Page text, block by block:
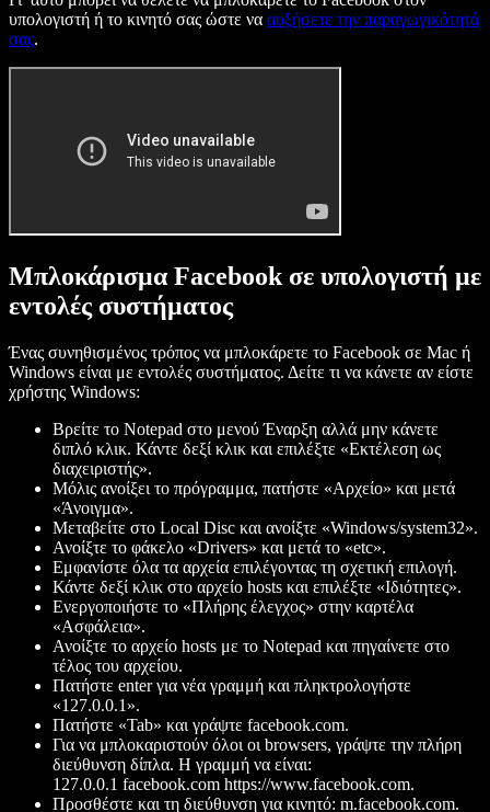
υπολογιστή ή το κινητό σας ώστε να αυξήσετε την παραγωγικότητά
σας.
Μπλοκάρισμα Facebook σε υπολογιστή με
εντολές συστήματος
Ένας συνηθισμένος τρόπος να μπλοκάρετε το Facebook σε Mac ή
Windows είναι με εντολές συστήματος. Δείτε τι να κάνετε αν είστε
χρήστης Windows:
Βρείτε το Notepad στο μενού Έναρξη αλλά μην κάνετε
διπλό κλικ. Κάντε δεξί κλικ και επιλέξτε «Εκτέλεση ως
διαχειριστής».
Μόλις ανοίξει το πρόγραμμα, πατήστε «Αρχείο» και μετά
«Άνοιγμα».
Μεταβείτε στο Local Disc και ανοίξτε «Windows/system32».
Ανοίξτε το φάκελο «Drivers» και μετά το «etc».
Εμφανίστε όλα τα αρχεία επιλέγοντας τη σχετική επιλογή.
Κάντε δεξί κλικ στο αρχείο hosts και επιλέξτε «Ιδιότητες».
Ενεργοποιήστε το «Πλήρης έλεγχος» στην καρτέλα
«Ασφάλεια».
Ανοίξτε το αρχείο hosts με το Notepad και πηγαίνετε στο
τέλος του αρχείου.
Πατήστε enter για νέα γραμμή και πληκτρολογήστε
«127.0.0.1».
Πατήστε «Tab» και γράψτε facebook.com.
Για να μπλοκαριστούν όλοι οι browsers, γράψτε την πλήρη
διεύθυνση δίπλα. Η γραμμή να είναι:
127.0.0.1 facebook.com https://www.facebook.com.
Προσθέστε και τη διεύθυνση για κινητό: m.facebook.com.